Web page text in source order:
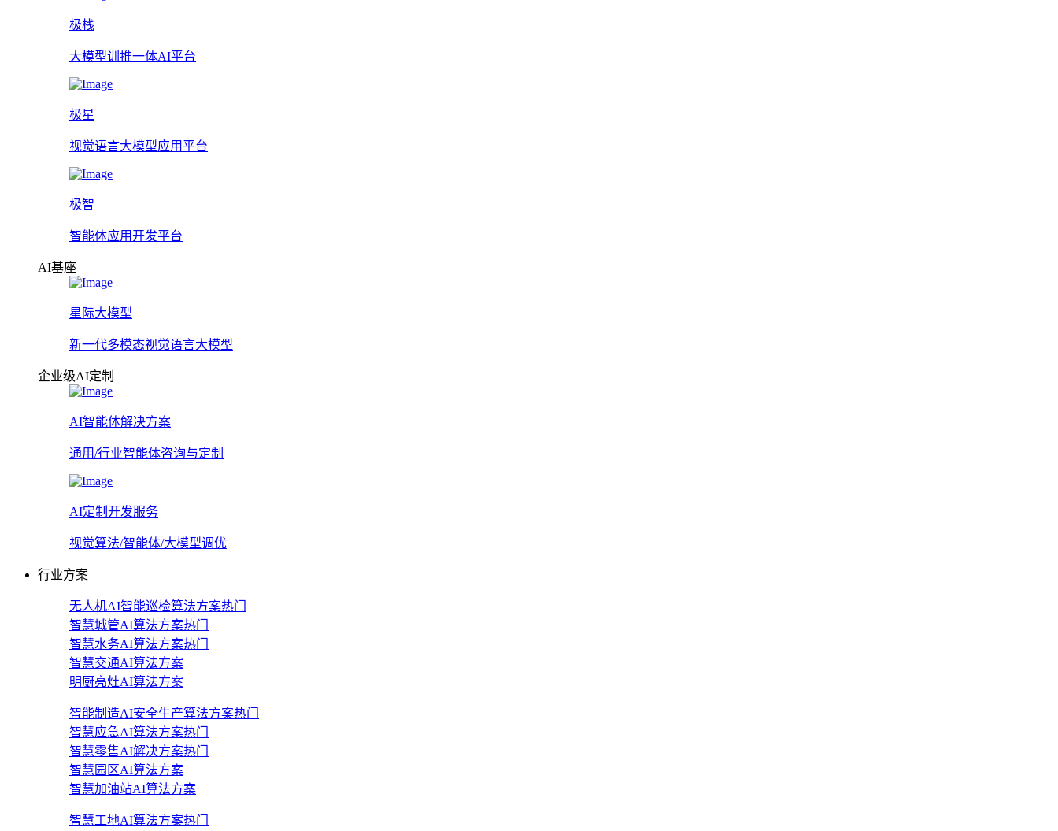
极栈
大模型训推一体AI平台
极星
视觉语言大模型应用平台
极智
智能体应用开发平台
AI基座
星际大模型
新一代多模态视觉语言大模型
企业级AI定制
AI智能体解决方案
通用/行业智能体咨询与定制
AI定制开发服务
视觉算法/智能体/大模型调优
行业方案
无人机AI智能巡检算法方案热门
智慧城管AI算法方案热门
智慧水务AI算法方案热门
智慧交通AI算法方案
明厨亮灶AI算法方案
智能制造AI安全生产算法方案热门
智慧应急AI算法方案热门
智慧零售AI解决方案热门
智慧园区AI算法方案
智慧加油站AI算法方案
智慧工地AI算法方案热门